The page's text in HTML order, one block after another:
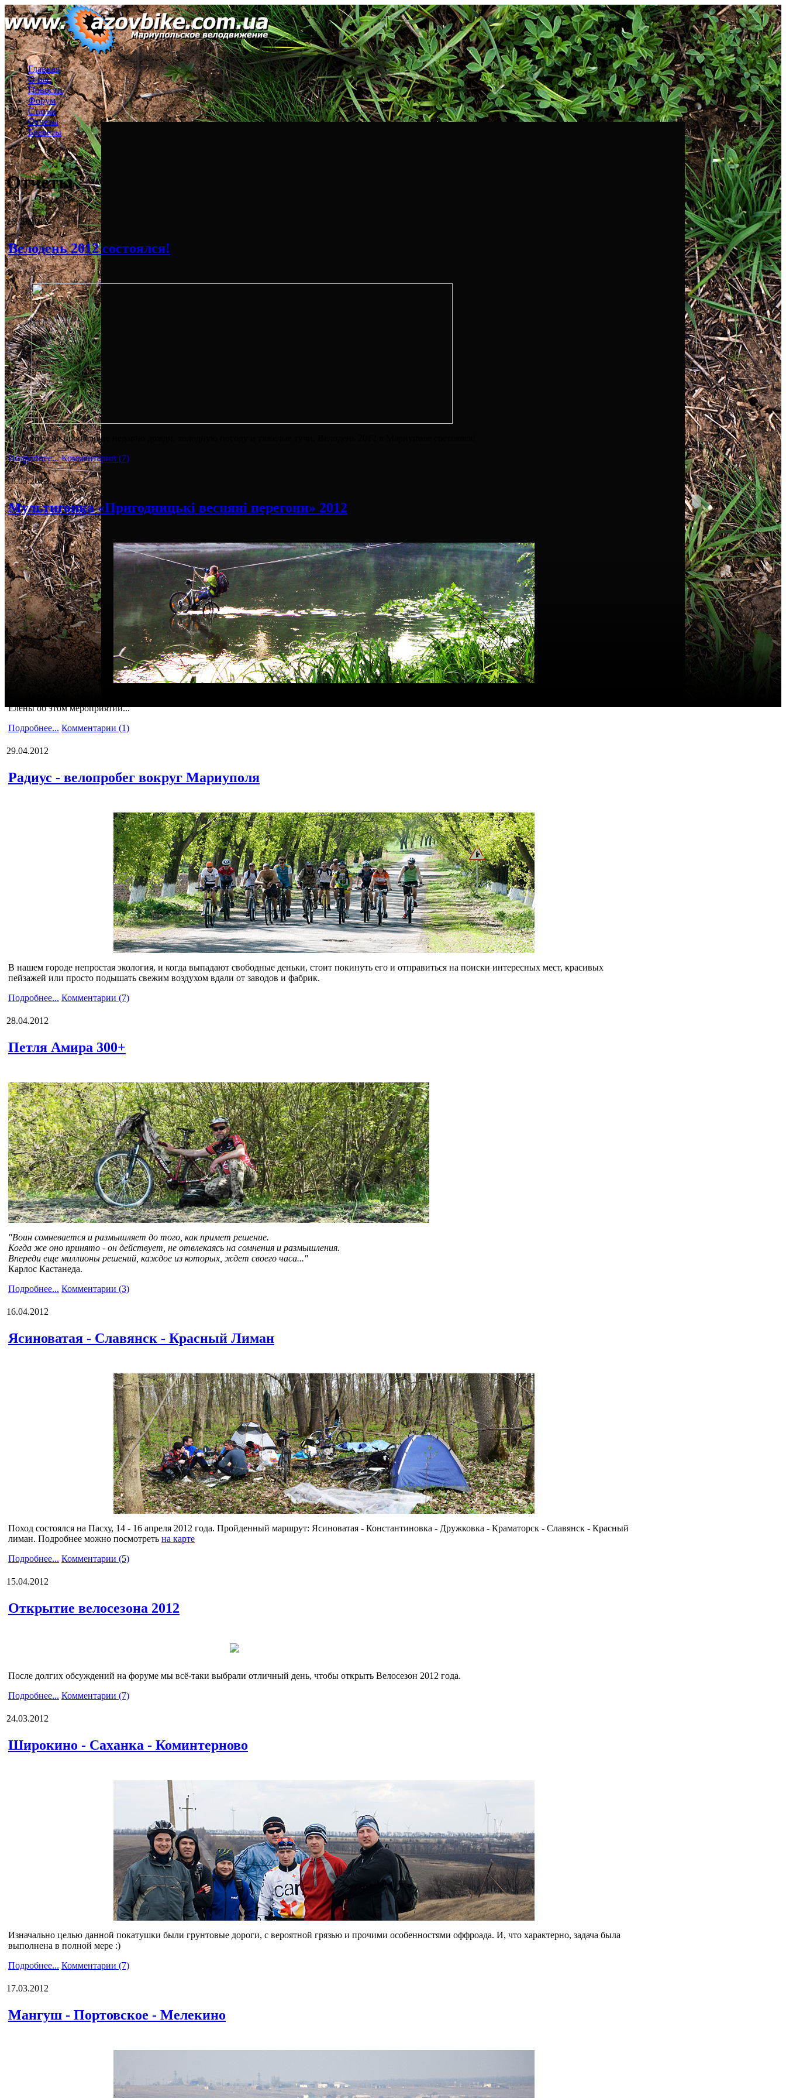
Главная
О нас
Новости
Форум
Статьи
Отчеты
Бреветы
Отчеты
26.05.2012
Велодень 2012 состоялся!
Не смотря на прошедшие недавно дожди, холодную погоду и тяжелые тучи, Велодень 2012 в Мариуполе состоялся!
Подробнее... Комментарии (7)
18.05.2012
Мультигонка «Пригодницькі весняні перегони» 2012
Елены об этом мероприятии...
Подробнее... Комментарии (1)
29.04.2012
Радиус - велопробег вокруг Мариуполя
В нашем городе непростая экология, и когда выпадают свободные деньки, стоит покинуть его и отправиться на поиски интересных мест, красивых
пейзажей или просто подышать свежим воздухом вдали от заводов и фабрик.
Подробнее... Комментарии (7)
28.04.2012
Петля Амира 300+
"Воин сомневается и размышляет до того, как примет решение.
Когда же оно принято - он действует, не отвлекаясь на сомнения и размышления.
Впереди еще миллионы решений, каждое из которых, ждет своего часа..."
Карлос Кастанеда.
Подробнее... Комментарии (3)
16.04.2012
Ясиноватая - Славянск - Красный Лиман
Поход состоялся на Пасху, 14 - 16 апреля 2012 года. Пройденный маршрут: Ясиноватая - Константиновка - Дружковка - Краматорск - Славянск - Красный
лиман. Подробнее можно посмотреть на карте
Подробнее... Комментарии (5)
15.04.2012
Открытие велосезона 2012
После долгих обсуждений на форуме мы всё-таки выбрали отличный день, чтобы открыть Велосезон 2012 года.
Подробнее... Комментарии (7)
24.03.2012
Широкино - Саханка - Коминтерново
Изначально целью данной покатушки были грунтовые дороги, с вероятной грязью и прочими особенностями оффроада. И, что характерно, задача была
выполнена в полной мере :)
Подробнее... Комментарии (7)
17.03.2012
Мангуш - Портовское - Мелекино